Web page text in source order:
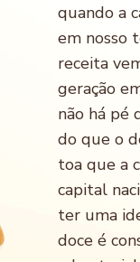
quando a
em nosso
receita
geração
não há pé
do que o
toa que a
capital
ter uma
doce é